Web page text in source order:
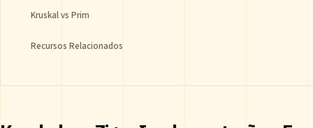
Kruskal vs Prim
Recursos Relacionados